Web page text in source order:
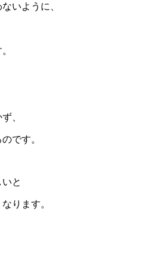
いように、
、
です。
と
ります。